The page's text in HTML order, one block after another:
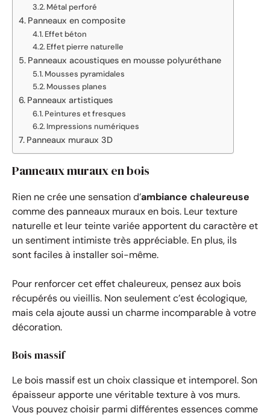
Métal perforé
Panneaux en composite
Effet béton
Effet pierre naturelle
Panneaux acoustiques en mousse polyuréthane
Mousses pyramidales
Mousses planes
Panneaux artistiques
Peintures et fresques
Impressions numériques
Panneaux muraux 3D
Panneaux muraux en bois
Rien ne crée une sensation d’ambiance chaleureuse
comme des panneaux muraux en bois. Leur texture
naturelle et leur teinte variée apportent du caractère et
un sentiment intimiste très appréciable. En plus, ils
sont faciles à installer soi-même.
Pour renforcer cet effet chaleureux, pensez aux bois
récupérés ou vieillis. Non seulement c’est écologique,
mais cela ajoute aussi un charme incomparable à votre
décoration.
Bois massif
Le bois massif est un choix classique et intemporel. Son
épaisseur apporte une véritable texture à vos murs.
Vous pouvez choisir parmi différentes essences comme